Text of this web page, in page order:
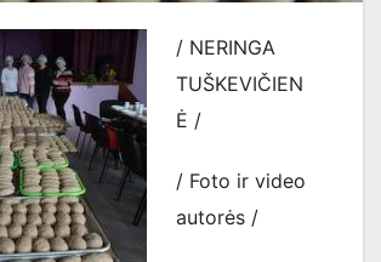
/ NERINGA
TUŠKEVIČIEN
Ė /
/ Foto ir video
autorės /